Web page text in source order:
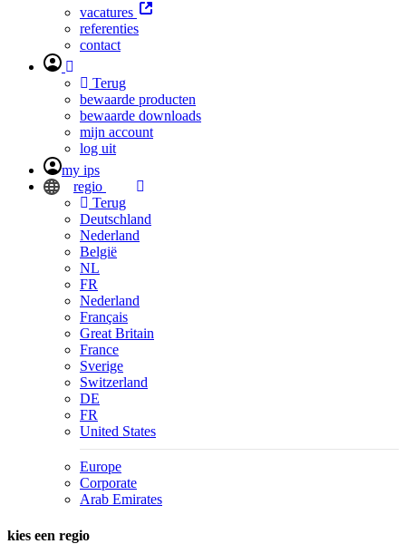
vacatures
referenties
contact
Terug
bewaarde producten
bewaarde downloads
mijn account
log uit
my ips
regio
Terug
Deutschland
Nederland
België
NL
FR
Nederland
Français
Great Britain
France
Sverige
Switzerland
DE
FR
United States
Europe
Corporate
Arab Emirates
kies een regio